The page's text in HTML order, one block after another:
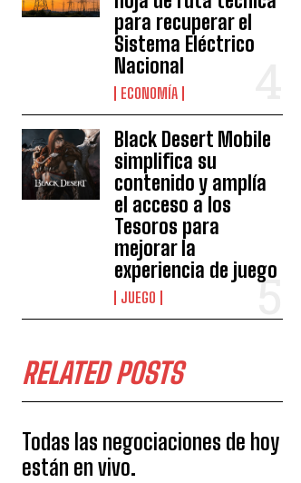
para recuperar el
Sistema Eléctrico
Nacional
ECONOMÍA
Black Desert Mobile
simplifica su
contenido y amplía
el acceso a los
Tesoros para
mejorar la
experiencia de juego
JUEGO
RELATED POSTS
Todas las negociaciones de hoy
están en vivo.